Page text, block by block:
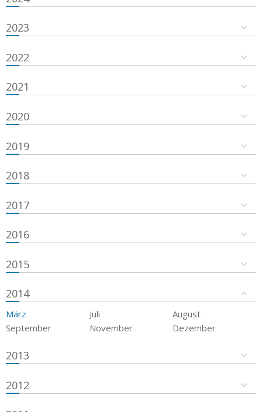
2023
2022
2021
2020
2019
2018
2017
2016
2015
2014
März Juli
August
September
November Dezember
2013
2012